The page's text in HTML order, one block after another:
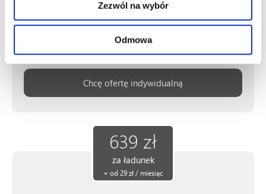
Zezwól na wybór
Odmowa
Opcjonalne próbkowanie
Chcę ofertę indywidualną
639 zł
za ładunek
+ od 29 zł / miesiąc